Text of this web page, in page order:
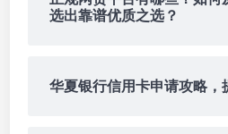
最
划
选出靠谱优质之选？
华夏银行信用卡申请攻略，